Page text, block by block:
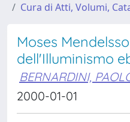
Cura di Atti, Volumi,
Moses
dell'Illuminismo
BERNARDINI,
2000-01-01